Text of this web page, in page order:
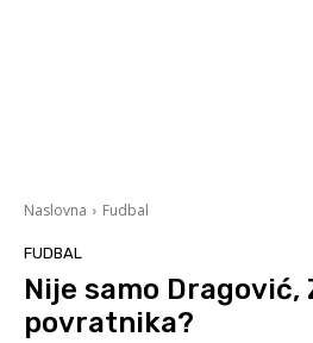
Naslovna Fudbal
FUDBAL
Nije samo Dragović,
povratnika?